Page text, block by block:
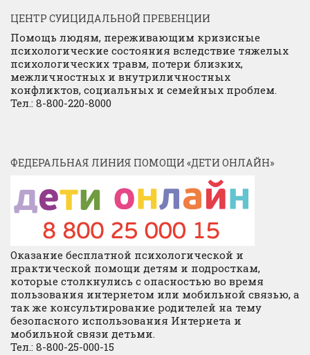
ЦЕНТР СУИЦИДАЛЬНОЙ ПРЕВЕНЦИИ
Помощь людям, переживающим кризисные
психологические состояния вследствие тяжелых
психологических травм, потери близких,
межличностных и внутриличностных
конфликтов, социальных и семейных проблем.
Тел.: 8-800-220-8000
ФЕДЕРАЛЬНАЯ ЛИНИЯ ПОМОЩИ «ДЕТИ ОНЛАЙН»
Оказание бесплатной психологической и
практической помощи детям и подросткам,
которые столкнулись с опасностью во время
пользования интернетом или мобильной связью, а
так же консультирование родителей на тему
безопасного использования Интернета и
мобильной связи детьми.
Тел.: 8-800-25-000-15